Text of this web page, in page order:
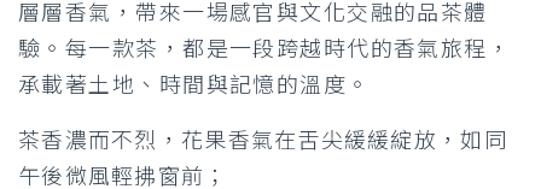
層層香氣，帶來一場感官與文化交融的品茶體
驗。 每一款茶，都是一段跨越時代的香氣旅程，
承載著土地、時間與記憶的溫度。
茶香濃而不烈，花果香氣在舌尖緩緩綻放，如同
午後微風輕拂窗前；